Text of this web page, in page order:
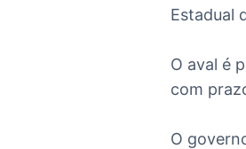
Estadual
O aval é
com
O